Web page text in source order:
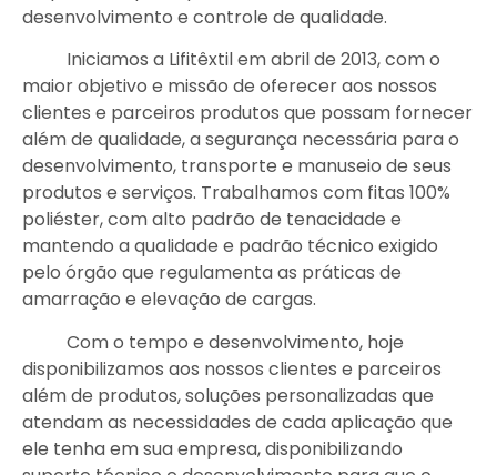
desenvolvimento e controle de qualidade.
Iniciamos a Lifitêxtil em abril de 2013, com o
maior objetivo e missão de oferecer aos nossos
clientes e parceiros produtos que possam fornecer
além de qualidade, a segurança necessária para o
desenvolvimento, transporte e manuseio de seus
produtos e serviços. Trabalhamos com fitas 100%
poliéster, com alto padrão de tenacidade e
mantendo a qualidade e padrão técnico exigido
pelo órgão que regulamenta as práticas de
amarração e elevação de cargas.
Com o tempo e desenvolvimento, hoje
disponibilizamos aos nossos clientes e parceiros
além de produtos, soluções personalizadas que
atendam as necessidades de cada aplicação que
ele tenha em sua empresa, disponibilizando